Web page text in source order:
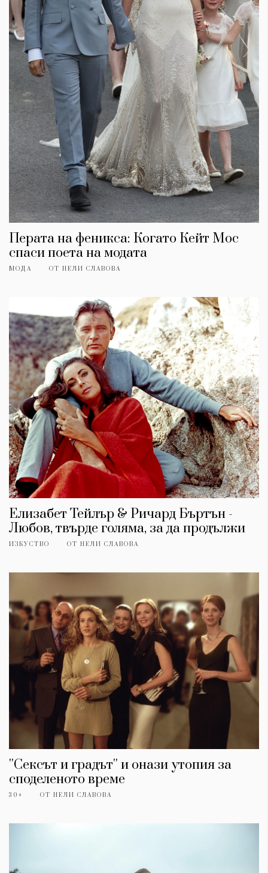
Перата на феникса: Когато Кейт Мос
спаси поета на модата
МОДА ОТ НЕЛИ СЛАВОВА
Елизабет Тейлър & Ричард Бъртън -
Любов, твърде голяма, за да продължи
ИЗКУСТВО ОТ НЕЛИ СЛАВОВА
''Сексът и градът'' и онази утопия за
споделеното време
30+ ОТ НЕЛИ СЛАВОВА